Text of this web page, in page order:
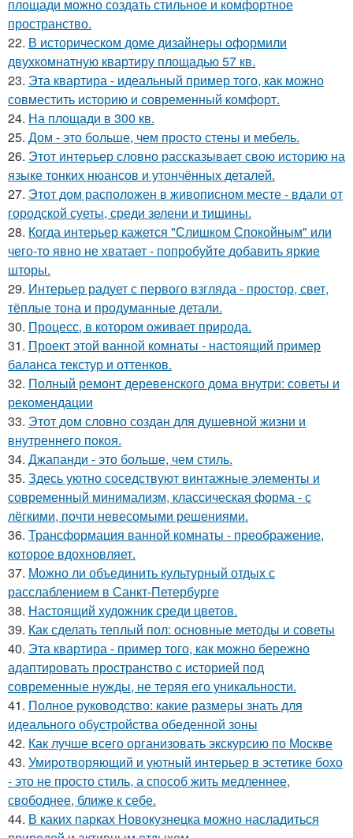
площади можно создать стильное и комфортное
пространство.
22. В историческом доме дизайнеры оформили
двухкомнатную квартиру площадью 57 кв.
23. Эта квартира - идеальный пример того, как можно
совместить историю и современный комфорт.
24. На площади в 300 кв.
25. Дом - это больше, чем просто стены и мебель.
26. Этот интерьер словно рассказывает свою историю на
языке тонких нюансов и утончённых деталей.
27. Этот дом расположен в живописном месте - вдали от
городской суеты, среди зелени и тишины.
28. Когда интерьер кажется "Слишком Спокойным" или
чего-то явно не хватает - попробуйте добавить яркие
шторы.
29. Интерьер радует с первого взгляда - простор, свет,
тёплые тона и продуманные детали.
30. Процесс, в котором оживает природа.
31. Проект этой ванной комнаты - настоящий пример
баланса текстур и оттенков.
32. Полный ремонт деревенского дома внутри: советы и
рекомендации
33. Этот дом словно создан для душевной жизни и
внутреннего покоя.
34. Джапанди - это больше, чем стиль.
35. Здесь уютно соседствуют винтажные элементы и
современный минимализм, классическая форма - с
лёгкими, почти невесомыми решениями.
36. Трансформация ванной комнаты - преображение,
которое вдохновляет.
37. Можно ли объединить культурный отдых с
расслаблением в Санкт-Петербурге
38. Настоящий художник среди цветов.
39. Как сделать теплый пол: основные методы и советы
40. Эта квартира - пример того, как можно бережно
адаптировать пространство с историей под
современные нужды, не теряя его уникальности.
41. Полное руководство: какие размеры знать для
идеального обустройства обеденной зоны
42. Как лучше всего организовать экскурсию по Москве
43. Умиротворяющий и уютный интерьер в эстетике бохо
- это не просто стиль, а способ жить медленнее,
свободнее, ближе к себе.
44. В каких парках Новокузнецка можно насладиться